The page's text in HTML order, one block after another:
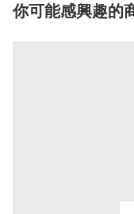
你可能感興趣的